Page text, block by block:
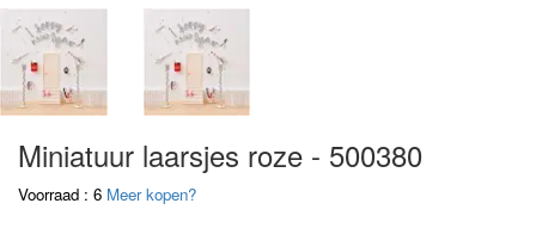
Miniatuur laarsjes roze - 500380
Voorraad : 6 Meer kopen?